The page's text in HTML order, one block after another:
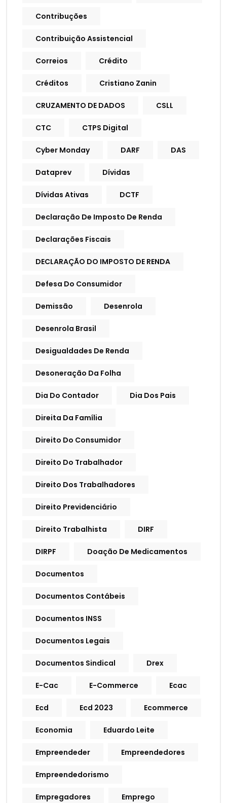
Contribuções
Contribuição Assistencial
Correios Crédito
Créditos Cristiano Zanin
CRUZAMENTO DE DADOS CSLL
CTC CTPS Digital
Cyber Monday DARF DAS
Dataprev Dívidas
Dívidas Ativas DCTF
Declaração De Imposto De Renda
Declarações Fiscais
DECLARAÇÃO DO IMPOSTO DE RENDA
Defesa Do Consumidor
Demissão Desenrola
Desenrola Brasil
Desigualdades De Renda
Desoneração Da Folha
Dia Do Contador Dia Dos Pais
Direita Da Família
Direito Do Consumidor
Direito Do Trabalhador
Direito Dos Trabalhadores
Direito Previdenciário
Direito Trabalhista DIRF
DIRPF Doação De Medicamentos
Documentos
Documentos Contábeis
Documentos INSS
Documentos Legais
Documentos Sindical Drex
E-Cac E-Commerce Ecac
Ecd Ecd 2023 Ecommerce
Economia Eduardo Leite
Empreendeder Empreendedores
Empreendedorismo
Empregadores Emprego